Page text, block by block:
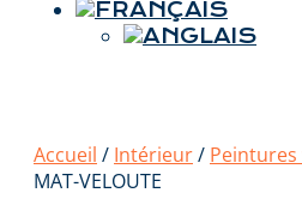
Accueil / Intérieur/
MAT-VELOUTE